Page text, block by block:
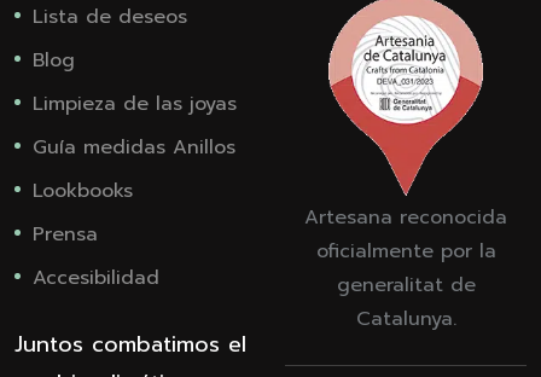
Lista de deseos
Blog
Limpieza de las joyas
Guía medidas Anillos
Lookbooks
Prensa
Accesibilidad
Juntos combatimos el
Artesana reconocida
oficialmente por la
generalitat de
Catalunya.